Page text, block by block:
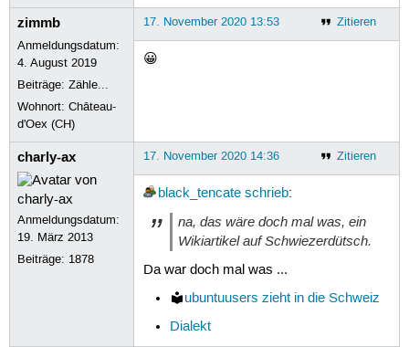
zimmb
Anmeldungsdatum:
4. August 2019
Beiträge:Zähle...
Wohnort: Château-
d'Oex (CH)
Zitieren
17. November 2020 13:53
😀
charly-ax
Anmeldungsdatum:
19. März 2013
Beiträge: 1878
Zitieren
17. November 2020 14:36
black_tencate schrieb:
na, das wäre doch mal was, ein
Wikiartikel aufSchwiezerdütsch.
Da war doch mal was ...
ubuntuusers zieht in die Schweiz
Dialekt